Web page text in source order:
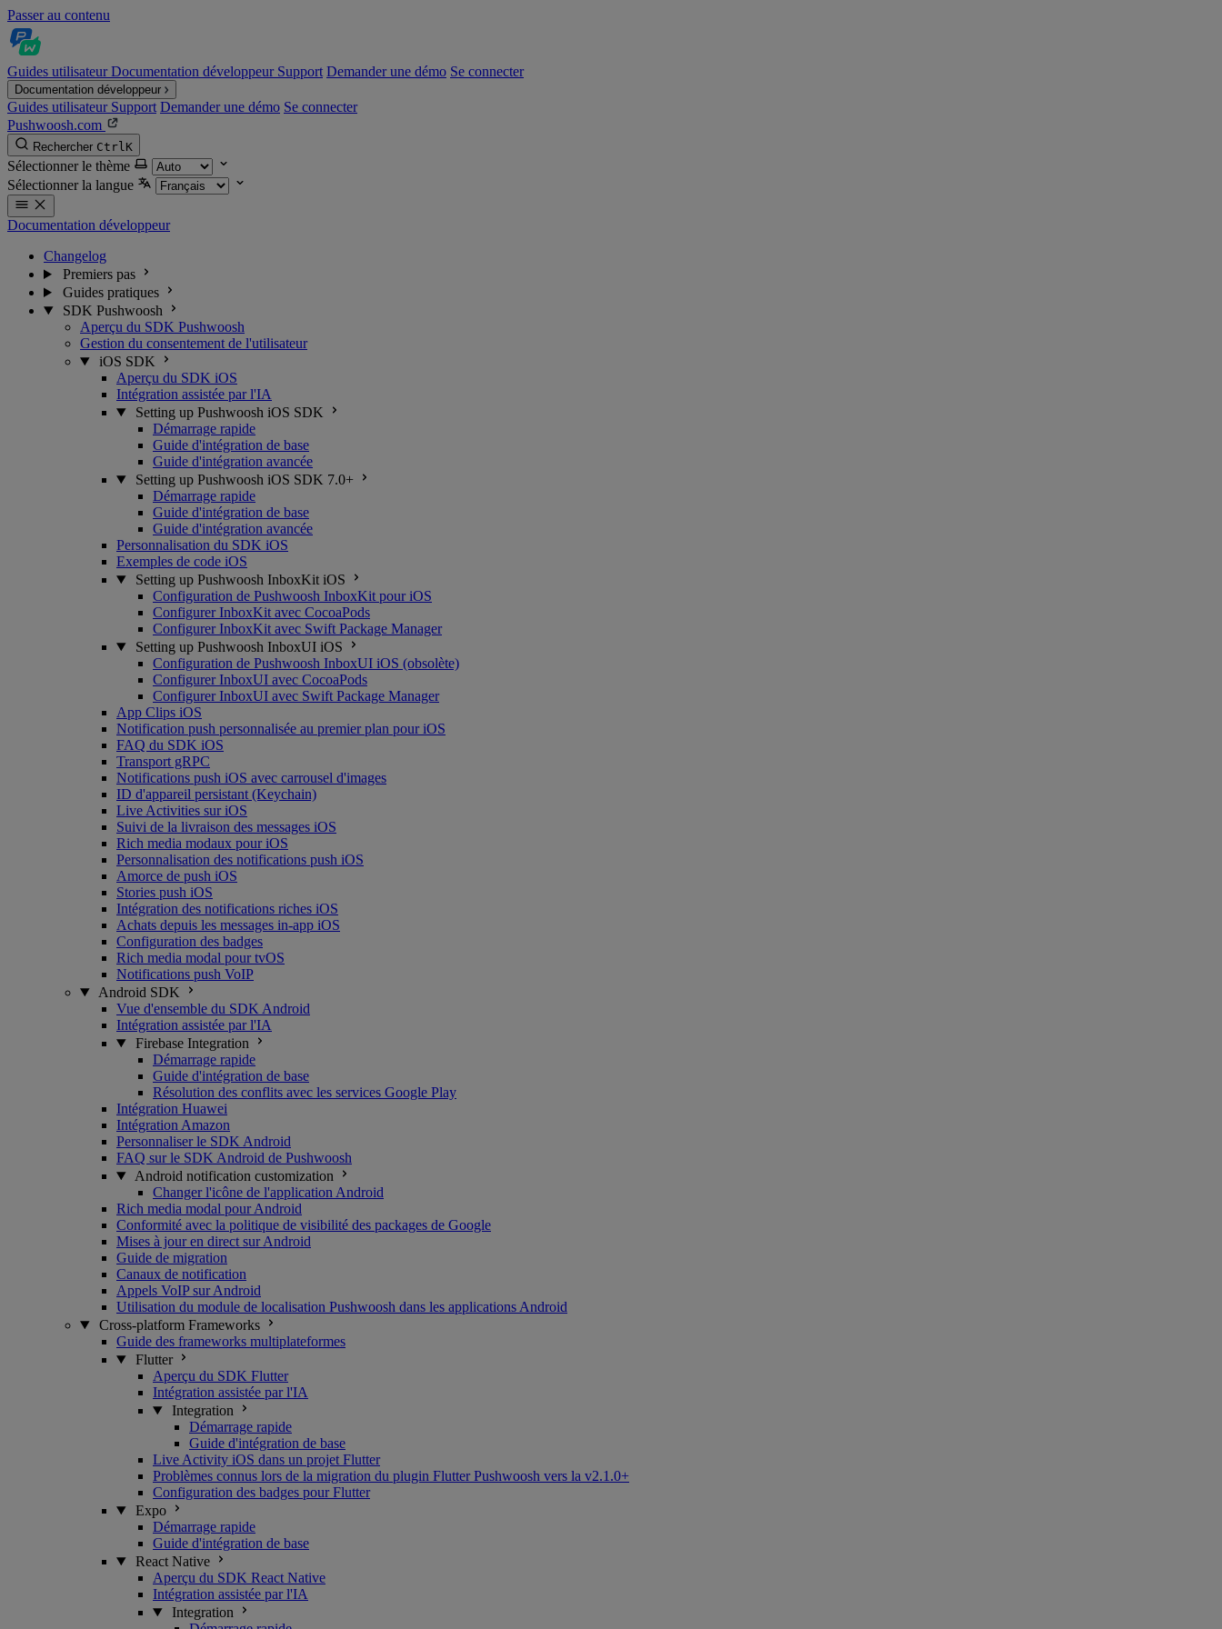
Passer au contenu
Guides utilisateurDocumentation développeur Support Demander une démo Se connecter
Documentation développeur
Guides utilisateur Support Demander une démo Se connecter
Pushwoosh.com
Rechercher CtrlK
Sélectionner le thème
Sélectionner la langue
Documentation développeur
Changelog
Premiers pas
Guides pratiques
SDK Pushwoosh
Aperçu du SDK Pushwoosh
Gestion du consentement de l'utilisateur
iOS SDK
Aperçu du SDK iOS
Intégration assistée par l'IA
Setting up Pushwoosh iOS SDK
Démarrage rapide
Guide d'intégration de base
Guide d'intégration avancée
Setting up Pushwoosh iOS SDK 7.0+
Démarrage rapide
Guide d'intégration de base
Guide d'intégration avancée
Personnalisation du SDK iOS
Exemples de code iOS
Setting up Pushwoosh InboxKit iOS
Configuration de Pushwoosh InboxKit pour iOS
Configurer InboxKit avec CocoaPods
Configurer InboxKit avec Swift Package Manager
Setting up Pushwoosh InboxUI iOS
Configuration de Pushwoosh InboxUI iOS (obsolète)
Configurer InboxUI avec CocoaPods
Configurer InboxUI avec Swift Package Manager
App Clips iOS
Notification push personnalisée au premier plan pour iOS
FAQ du SDK iOS
Transport gRPC
Notifications push iOS avec carrousel d'images
ID d'appareil persistant (Keychain)
Live Activities sur iOS
Suivi de la livraison des messages iOS
Rich media modaux pour iOS
Personnalisation des notifications push iOS
Amorce de push iOS
Stories push iOS
Intégration des notifications riches iOS
Achats depuis les messages in-app iOS
Configuration des badges
Rich media modal pour tvOS
Notifications push VoIP
Android SDK
Vue d'ensemble du SDK Android
Intégration assistée par l'IA
Firebase Integration
Démarrage rapide
Guide d'intégration de base
Résolution des conflits avec les services Google Play
Intégration Huawei
Intégration Amazon
Personnaliser le SDK Android
FAQ sur le SDK Android de Pushwoosh
Android notification customization
Changer l'icône de l'application Android
Rich media modal pour Android
Conformité avec la politique de visibilité des packages de Google
Mises à jour en direct sur Android
Guide de migration
Canaux de notification
Appels VoIP sur Android
Utilisation du module de localisation Pushwoosh dans les applications Android
Cross-platform Frameworks
Guide des frameworks multiplateformes
Flutter
Aperçu du SDK Flutter
Intégration assistée par l'IA
Integration
Démarrage rapide
Guide d'intégration de base
Live Activity iOS dans un projet Flutter
Problèmes connus lors de la migration du plugin Flutter Pushwoosh vers la v2.1.0+
Configuration des badges pour Flutter
Expo
Démarrage rapide
Guide d'intégration de base
React Native
Aperçu du SDK React Native
Intégration assistée par l'IA
Integration